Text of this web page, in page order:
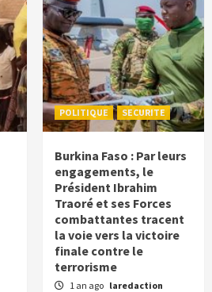
POLITIQUE SECURITE
Burkina Faso : Par leurs
engagements, le
Président Ibrahim
Traoré et ses Forces
combattantes tracent
la voie vers la victoire
finale contre le
terrorisme
1 an ago laredaction